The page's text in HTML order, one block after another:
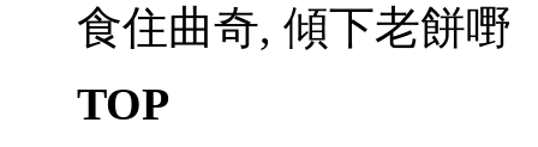
食住曲奇, 傾下老餅嘢
TOP